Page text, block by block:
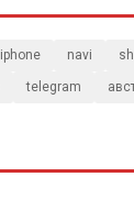
iphone navi
telegram